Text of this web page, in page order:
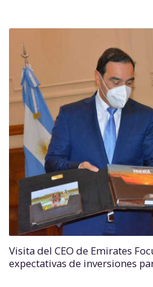
Visita del CEO de Emirates
expectativas de inversiones